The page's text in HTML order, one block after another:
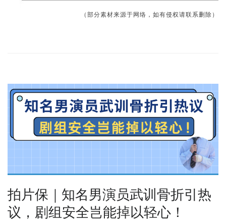
（部分素材来源于网络，如有侵权请联系删除）
拍片保｜知名男演员武训骨折引热
议，剧组安全岂能掉以轻心！